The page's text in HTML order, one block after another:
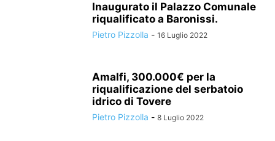
Inaugurato il Palazzo Comunale
riqualificato a Baronissi.
Pietro Pizzolla - 16 Luglio 2022
Amalfi, 300.000€ per la
riqualificazione del serbatoio
idrico di Tovere
Pietro Pizzolla - 8 Luglio 2022